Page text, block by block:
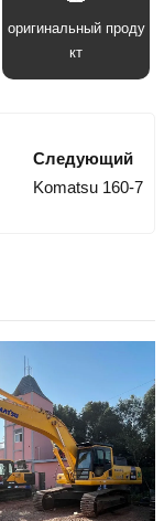
оригинальный проду
кт
Следующий
Komatsu 160-7